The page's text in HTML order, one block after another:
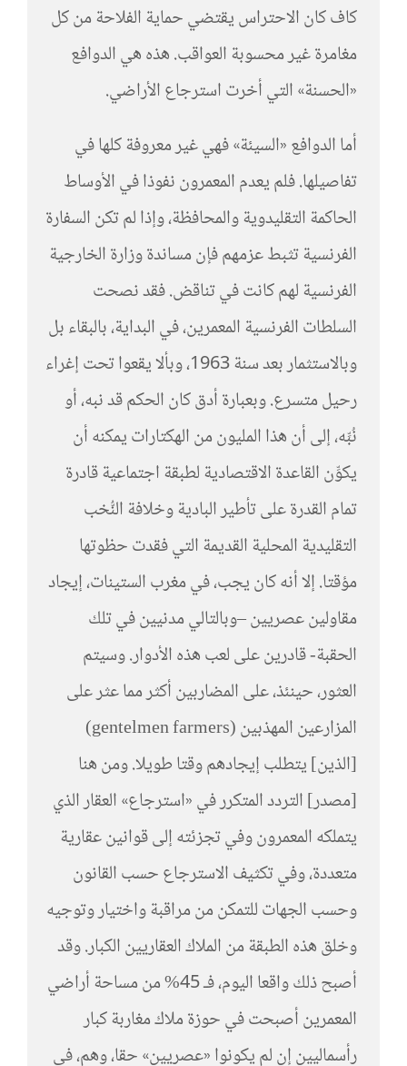
كاف كان الاحتراس يقتضي حماية الفلاحة من كل
مغامرة غير محسوبة العواقب. هذه هي الدوافع
«الحسنة» التي أخرت استرجاع الأراضي.
أما الدوافع «السيئة» فهي غير معروفة كلها في
تفاصيلها. فلم يعدم المعمرون نفوذا في الأوساط
الحاكمة التقليدوية والمحافظة، وإذا لم تكن السفارة
الفرنسية تثبط عزمهم فإن مساندة وزارة الخارجية
الفرنسية لهم كانت في تناقض. فقد نصحت
السلطات الفرنسية المعمرين، في البداية، بالبقاء بل
وبالاستثمار بعد سنة 1963، وبألا يقعوا تحت إغراء
رحيل متسرع. وبعبارة أدق كان الحكم قد نبه، أو
نُبِّه، إلى أن هذا المليون من الهكتارات يمكنه أن
يكوِّن القاعدة الاقتصادية لطبقة اجتماعية قادرة
تمام القدرة على تأطير البادية وخلافة النُّخب
التقليدية المحلية القديمة التي فقدت حظوتها
مؤقتا. إلا أنه كان يجب، في مغرب الستينات، إيجاد
مقاولين عصريين –وبالتالي مدنيين في تلك
الحقبة- قادرين على لعب هذه الأدوار. وسيتم
العثور، حينئذ، على المضاربين أكثر مما عثر على
المزارعين المهذبين (gentelmen farmers)
[الذين] يتطلب إيجادهم وقتا طويلا. ومن هنا
[مصدر] التردد المتكرر في «استرجاع» العقار الذي
يتملكه المعمرون وفي تجزئته إلى قوانين عقارية
متعددة، وفي تكثيف الاسترجاع حسب القانون
وحسب الجهات للتمكن من مراقبة واختيار وتوجيه
وخلق هذه الطبقة من الملاك العقاريين الكبار. وقد
أصبح ذلك واقعا اليوم، فـ 45% من مساحة أراضي
المعمرين أصبحت في حوزة ملاك مغاربة كبار
رأسماليين إن لم يكونوا «عصريين» حقا، وهم، في